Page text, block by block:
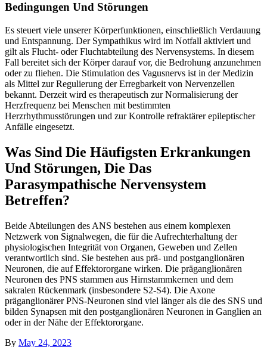
Bedingungen Und Störungen
Es steuert viele unserer Körperfunktionen, einschließlich Verdauung
und Entspannung. Der Sympathikus wird im Notfall aktiviert und
gilt als Flucht- oder Fluchtabteilung des Nervensystems. In diesem
Fall bereitet sich der Körper darauf vor, die Bedrohung anzunehmen
oder zu fliehen. Die Stimulation des Vagusnervs ist in der Medizin
als Mittel zur Regulierung der Erregbarkeit von Nervenzellen
bekannt. Derzeit wird es therapeutisch zur Normalisierung der
Herzfrequenz bei Menschen mit bestimmten
Herzrhythmusstörungen und zur Kontrolle refraktärer epileptischer
Anfälle eingesetzt.
Was Sind Die Häufigsten Erkrankungen
Und Störungen, Die Das
Parasympathische Nervensystem
Betreffen?
Beide Abteilungen des ANS bestehen aus einem komplexen
Netzwerk von Signalwegen, die für die Aufrechterhaltung der
physiologischen Integrität von Organen, Geweben und Zellen
verantwortlich sind. Sie bestehen aus prä- und postganglionären
Neuronen, die auf Effektororgane wirken. Die präganglionären
Neuronen des PNS stammen aus Hirnstammkernen und dem
sakralen Rückenmark (insbesondere S2-S4). Die Axone
präganglionärer PNS-Neuronen sind viel länger als die des SNS und
bilden Synapsen mit den postganglionären Neuronen in Ganglien an
oder in der Nähe der Effektororgane.
By May 24, 2023